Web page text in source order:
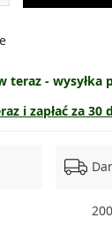
teraz - wysyłka
i zapłać za 30